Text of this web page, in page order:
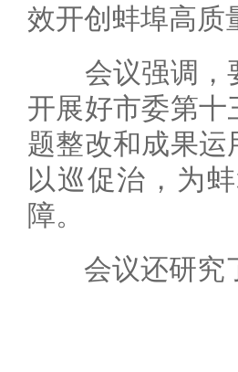
效开创蚌埠高质
会议强调，要
开展好市委第
题整改和成果
以巡促治，为
障。
会议还研究了